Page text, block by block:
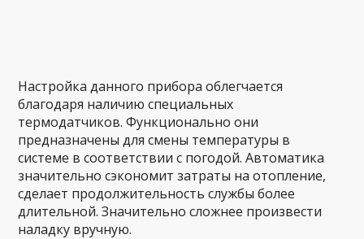
Настройка данного прибора облегчается
благодаря наличию специальных
термодатчиков. Функционально они
предназначены для смены температуры в
системе в соответствии с погодой. Автоматика
значительно сэкономит затраты на отопление,
сделает продолжительность службы более
длительной. Значительно сложнее произвести
наладку вручную.